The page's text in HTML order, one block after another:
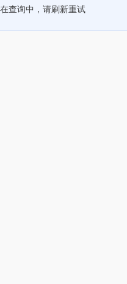
查询中，请刷新重试